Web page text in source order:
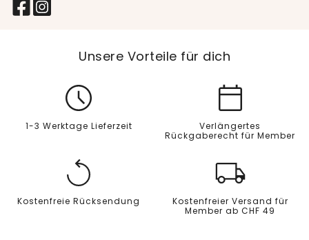
Unsere Vorteile für dich
1-3 Werktage Lieferzeit
Verlängertes
Rückgaberecht für Member
Kostenfreie Rücksendung
Kostenfreier Versand für
Member ab CHF 49